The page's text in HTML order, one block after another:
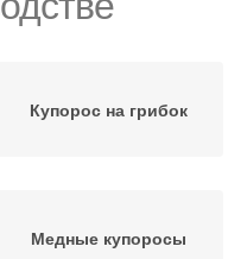
Купорос на грибок
Медные купоросы